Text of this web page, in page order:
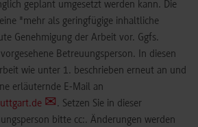
geplant umgesetzt werden kann. Die
"mehr als geringfügige inhaltliche
Genehmigung der Arbeit vor. Ggfs.
Betreuungsperson. In diesen
wie unter 1. beschrieben erneut an und
erläuternde E-Mail an
. Setzen Sie in dieser
bitte cc:. Änderungen werden